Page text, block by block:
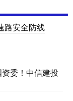
路安全防线
委！中信建投